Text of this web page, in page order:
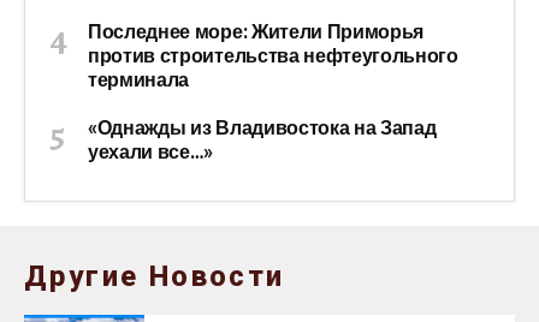
Последнее море: Жители Приморья
против строительства нефтеугольного
терминала
«Однажды из Владивостока на Запад
уехали все…»
Другие Новости